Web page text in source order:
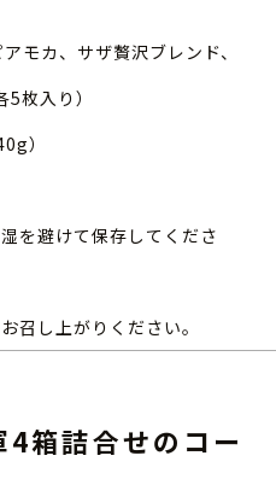
モカ、サザ贅沢ブレンド、
枚入り）
）
を避けて保存してくださ
召し上がりください。
箱詰合せのコー